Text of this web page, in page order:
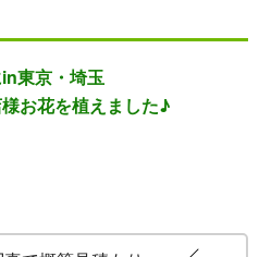
東京・埼玉
お花を植えました♪